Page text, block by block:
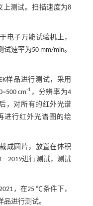
上测试。扫描速度为8
电子万能试验机上，
速率为50 mm/min。
样品进行测试，采用
cm-1 ，分辨率为4
，对所有的红外光谱
进行红外光谱图的绘
成圆片，放置在体积
进行测试，测试
，在25 ℃条件下，
品进行测试。